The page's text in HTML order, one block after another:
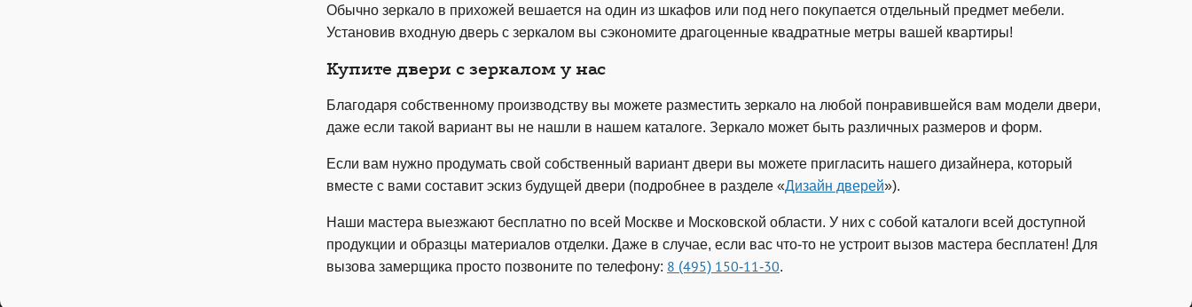
Обычно зеркало в прихожей вешается на один из шкафов или под него покупается отдельный предмет мебели.
Установив входную дверь с зеркалом вы сэкономите драгоценные квадратные метры вашей квартиры!
Купите двери с зеркалом у нас
Благодаря собственному производству вы можете разместить зеркало на любой понравившейся вам модели двери,
даже если такой вариант вы не нашли в нашем каталоге. Зеркало может быть различных размеров и форм.
Если вам нужно продумать свой собственный вариант двери вы можете пригласить нашего дизайнера, который
вместе с вами составит эскиз будущей двери (подробнее в разделе «Дизайн дверей»).
Наши мастера выезжают бесплатно по всей Москве и Московской области. У них с собой каталоги всей доступной
продукции и образцы материалов отделки. Даже в случае, если вас что-то не устроит вызов мастера бесплатен! Для
вызова замерщика просто позвоните по телефону: 8 (495) 150-11-30.